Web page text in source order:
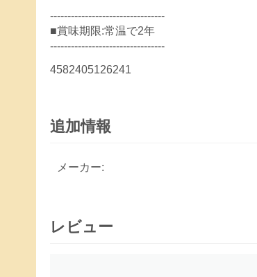
---------------------------------
■賞味期限:常温で2年
---------------------------------
4582405126241
追加情報
メーカー:
レビュー